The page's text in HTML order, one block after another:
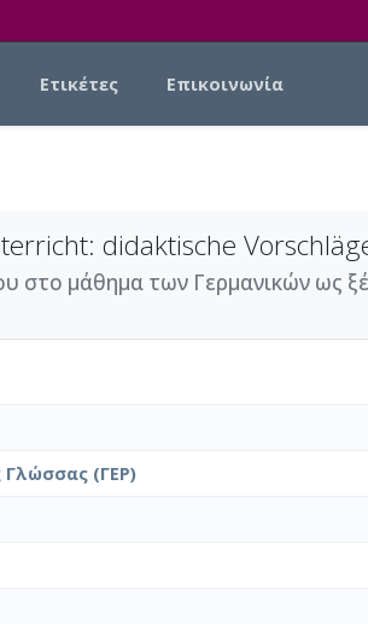
Ετικέτες Επικοινωνία
didaktische
μάθημα των Γερμανικών ως
Γλώσσας (ΓΕΡ)